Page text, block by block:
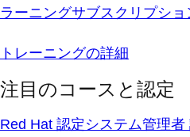
ラーニングサブスクリプショ
トレーニングの詳細
注目のコースと認定
Red Hat 認定システム管理者